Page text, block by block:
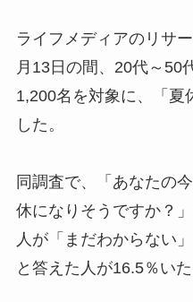
ライフメディアのリサ
月13日の間、20代～50
1,200名を対象に、「夏
した。
同調査で、「あなたの
休になりそうですか？
人が「まだわからない
と答えた人が16.5％いた